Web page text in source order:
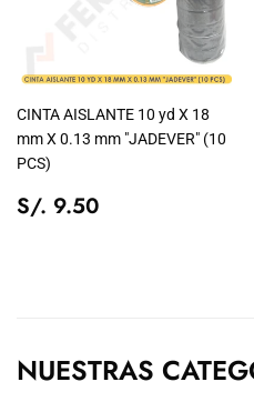
CINTA AISLANTE 10 yd X 18
mm X 0.13 mm "JADEVER" (10
PCS)
PRECIO
TIENDA
S/. 9.50
NUESTRAS